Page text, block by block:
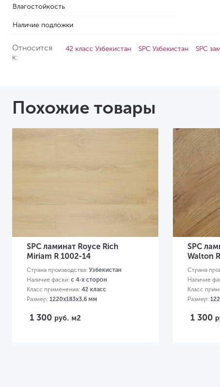
Влагостойкость
Наличие подложки
Относится
к:
42 класс Узбекистан SPC Узбекистан SPC
Похожие товары
SPC ламинат Royce Rich
Miriam R 1002-14
Страна производства: Узбекистан
Наличие фаски: с 4-х сторон
Класс применения: 42 класс
Размер: 1220х183х3,6 мм
1 300 руб. м2
SPC
Walton
Страна
Наличие
Класс
Размер:
1 300